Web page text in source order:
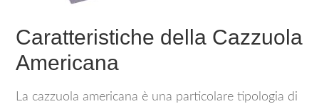
Caratteristiche della Cazzuola
Americana
La cazzuola americana è una particolare tipologia di